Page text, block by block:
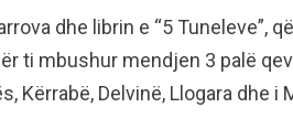
dhe librin e “5 Tuneleve”,
ti mbushur mendjen 3 palë
Kërrabë, Delvinë, Llogara dhe i